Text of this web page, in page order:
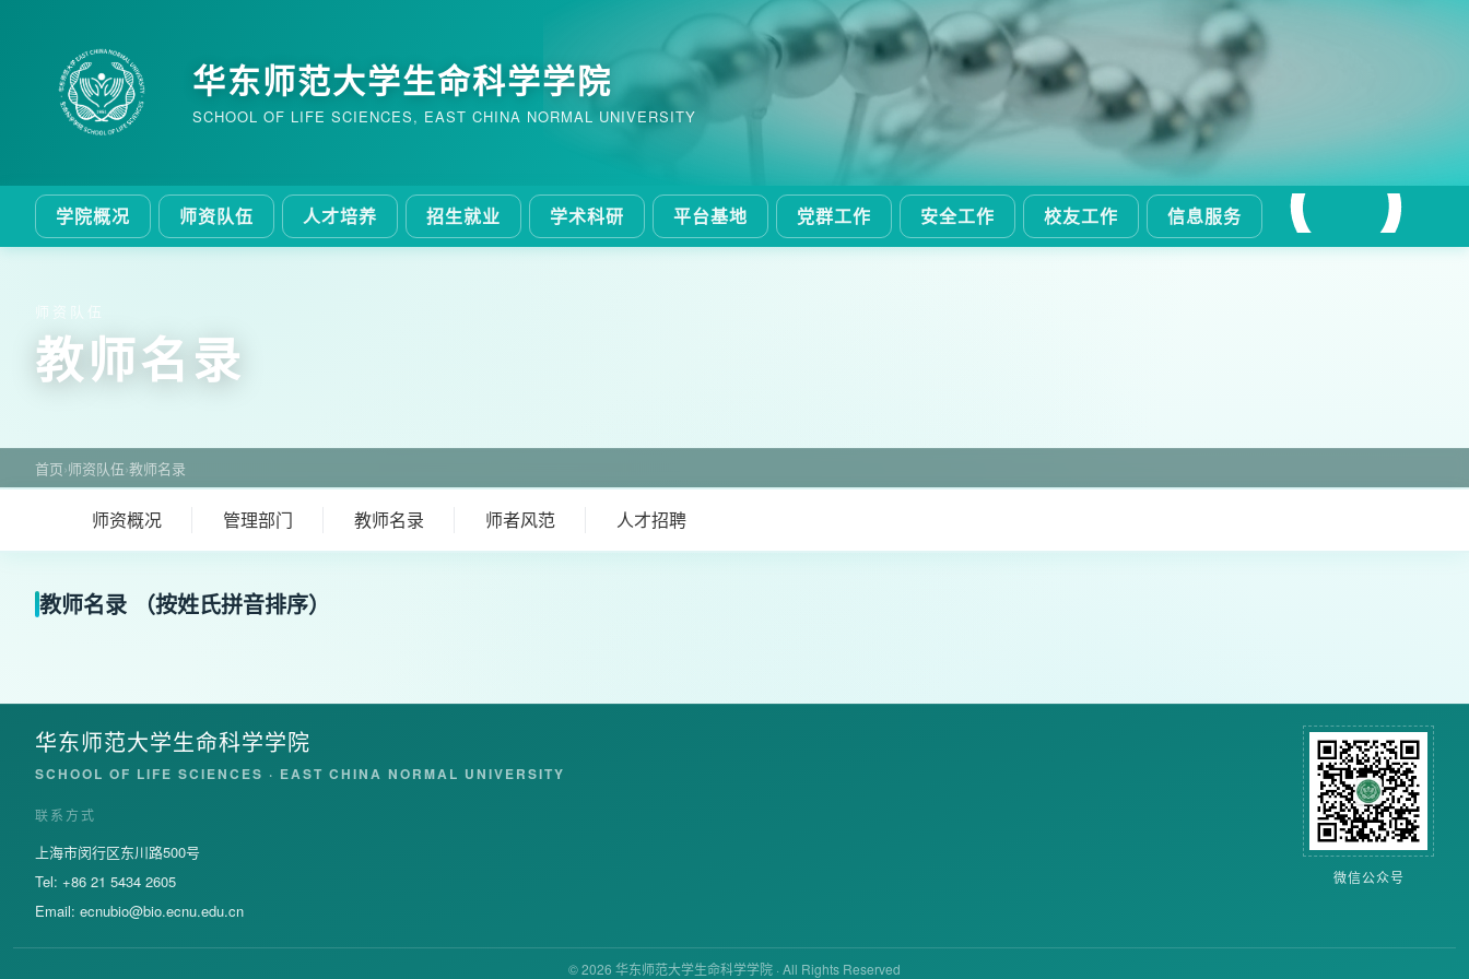
华东师范大学生命科学学院
SCHOOL OF LIFE SCIENCES, EAST CHINA NORMAL UNIVERSITY
学院概况 师资队伍 人才培养 招生就业 学术科研 平台基地 党群工作 安全工作 校友工作 信息服务
师资队伍
教师名录
首页›师资队伍›教师名录
师资概况 管理部门 教师名录 师者风范 人才招聘
教师名录 （按姓氏拼音排序）
华东师范大学生命科学学院
SCHOOL OF LIFE SCIENCES · EAST CHINA NORMAL UNIVERSITY
联系方式
上海市闵行区东川路500号
Tel: +86 21 5434 2605
Email: ecnubio@bio.ecnu.edu.cn
微信公众号
© 2026 华东师范大学生命科学学院 · All Rights Reserved